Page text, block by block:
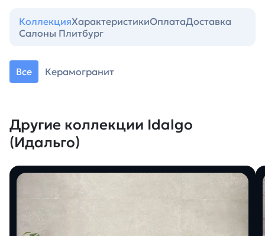
КоллекцияХарактеристикиОплатаДоставка
Салоны Плитбург
Все Керамогранит
Другие коллекции Idalgo
(Идальго)